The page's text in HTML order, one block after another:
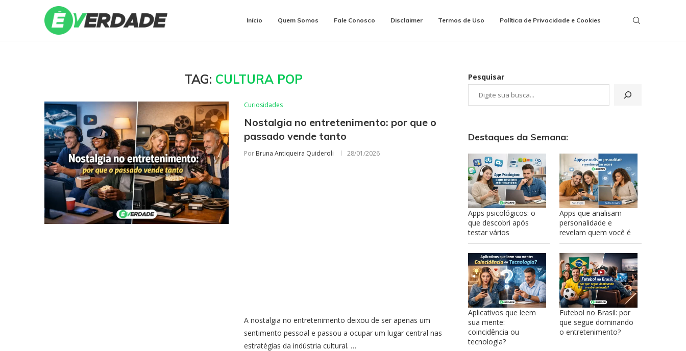
Início Quem Somos Fale Conosco Disclaimer Termos de Uso Política de Privacidade e Cookies
TAG: CULTURA POP
Curiosidades
Nostalgia no entretenimento: por que o
passado vende tanto
Por Bruna Antiqueira Quideroli 28/01/2026
A nostalgia no entretenimento deixou de ser apenas um
sentimento pessoal e passou a ocupar um lugar central nas
estratégias da indústria cultural. …
Pesquisar
Destaques da Semana:
Apps psicológicos: o
que descobri após
testar vários
Apps que analisam
personalidade e
revelam quem você é
Aplicativos que leem
sua mente:
coincidência ou
tecnologia?
Futebol no Brasil: por
que segue dominando
o entretenimento?